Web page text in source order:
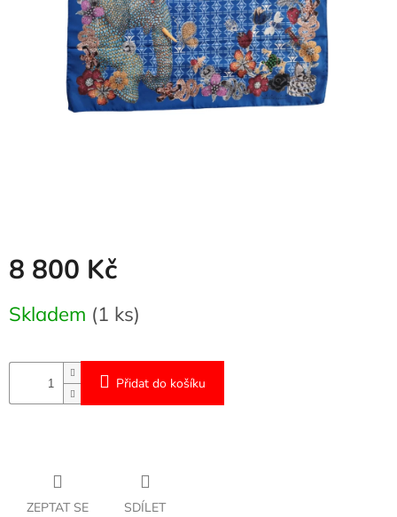
8 800 Kč
cena:
Skladem (1 ks)
Přidat do košíku
ZEPTAT SE SDÍLET